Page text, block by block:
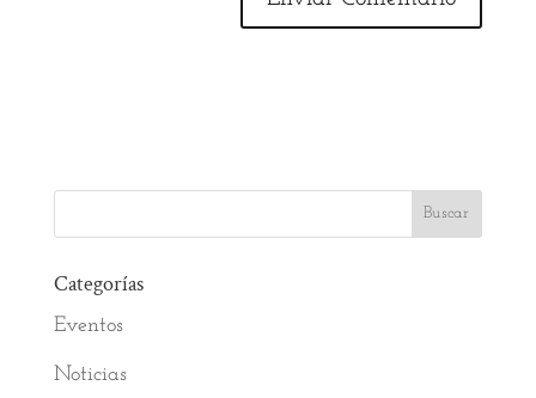
Categorías
Eventos
Noticias